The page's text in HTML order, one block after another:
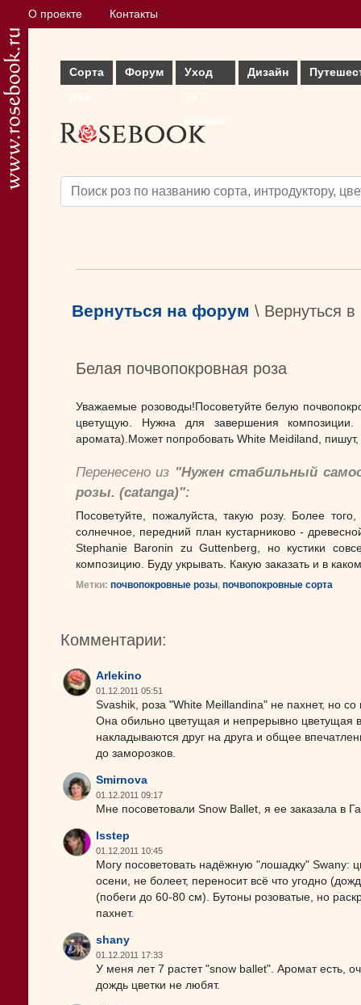
О проекте Контакты
Сорта
Форум
Уход
Дизайн
Вернуться на форум \ Вернуться
Белая почвопокровная роза
Уважаемые розоводы!Посоветуйте белую
цветущую. Нужна для завершения
аромата).Может попробовать White Meidiland, пишут,
Перенесено из "Нужен стабильный
розы. (catanga)":
Посоветуйте, пожалуйста, такую розу. Более
солнечное, передний план кустарниково -
Stephanie Baronin zu Guttenberg, но кустики
композицию. Буду укрывать. Какую заказать и в
Метки: почвопокровные розы, почвопокровные сорта
Комментарии:
Arlekino
01.12.2011 05:51
Svashik, роза "White Meillandina" не пахнет, но
Она обильно цветущая и непрерывно цветущая
накладываются друг на друга и общее
до заморозков.
Smirnova
01.12.2011 09:17
Мне посоветовали Snow Ballet, я ее заказала в
lsstep
01.12.2011 10:45
Могу посоветовать надёжную "лошадку" Swany:
осени, не болеет, переносит всё что угодно
(побеги до 60-80 см). Бутоны розоватые, но
пахнет.
shany
01.12.2011 17:33
У меня лет 7 растет "snow ballet". Аромат есть,
дождь цветки не любят.